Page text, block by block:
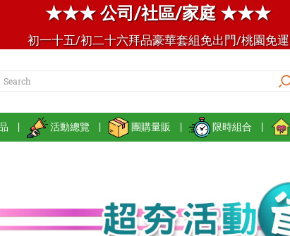
★★★ 公司/社區/家庭 ★★★
初一十五/初二十六拜品豪華套組免出門/桃園免運
| 活動總覽 | 團購量販 | 限時組合 |